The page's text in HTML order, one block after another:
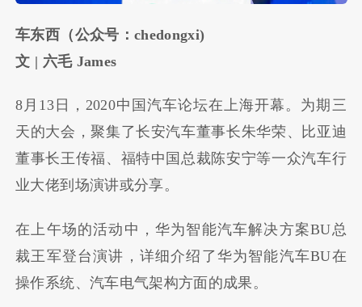
车东西（公众号：chedongxi)
文 | 六毛 James
8月13日，2020中国汽车论坛在上海开幕。为期三
天的大会，聚集了长安汽车董事长朱华荣、比亚迪
董事长王传福、福特中国总裁陈安宁等一众汽车行
业大佬到场演讲或分享。
在上午场的活动中，华为智能汽车解决方案BU总
裁王军登台演讲，详细介绍了华为智能汽车BU在
操作系统、汽车电气架构方面的成果。